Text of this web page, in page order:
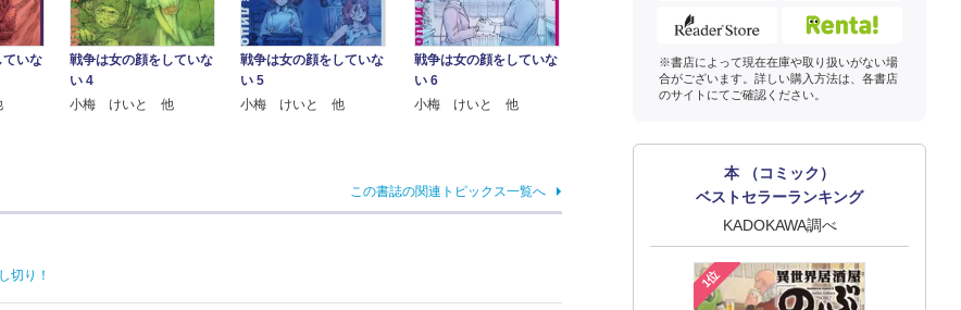
ていな
戦争は女の顔をしていな
い 4
小梅 けいと 他
戦争は女の顔をしていな
い 5
小梅 けいと 他
戦争は女の顔をしていな
い 6
小梅 けいと 他
この書誌の関連トピックス一覧へ
切り！
※書店によって現在在庫や取り扱いがない場
合がございます。詳しい購入方法は、各書店
のサイトにてご確認ください。
本 （コミック）
ベストセラーランキング
KADOKAWA調べ
1位